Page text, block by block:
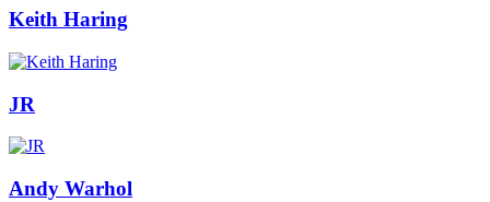
Keith Haring
JR
Andy Warhol